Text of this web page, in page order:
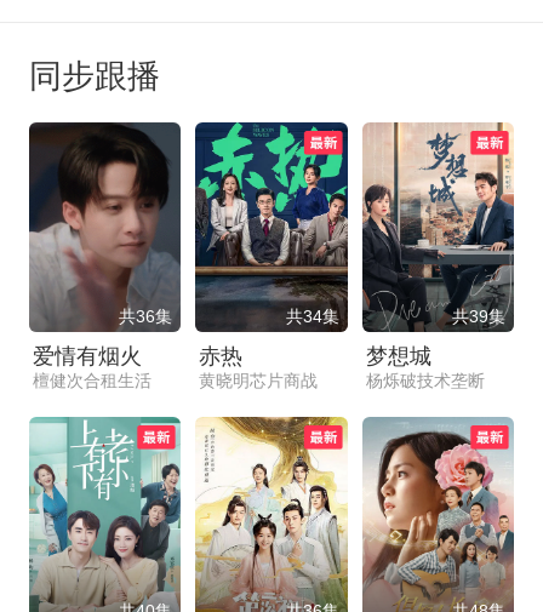
同步跟播
共36集
爱情有烟火
檀健次合租生活
共34集
赤热
黄晓明芯片商战
共39集
梦想城
杨烁破技术垄断